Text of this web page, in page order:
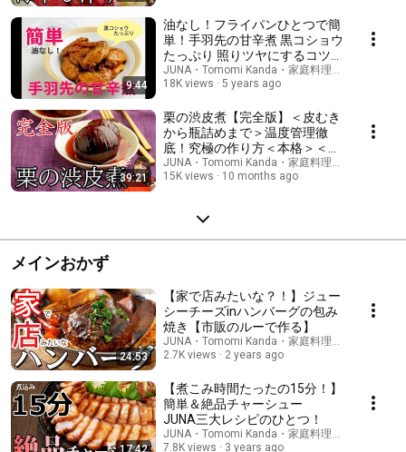
9:44
油なし！フライパンひとつで簡
単！手羽先の甘辛煮 黒コショウ
たっぷり 照りツヤにするコツあ
り
JUNA・Tomomi Kanda・家庭料理研究家
18K views
5 years ago
39:21
栗の渋皮煮【完全版】＜皮むき
から瓶詰めまで＞温度管理徹
底！究極の作り方＜本格＞＜丁
寧な暮らし＞
JUNA・Tomomi Kanda・家庭料理研究家
15K views
10 months ago
メインおかず
24:53
【家で店みたいな？！】ジュー
シーチーズinハンバーグの包み
焼き【市販のルーで作る】
JUNA・Tomomi Kanda・家庭料理研究家
2.7K views
2 years ago
17:42
【煮こみ時間たったの15分！】
簡単＆絶品チャーシュー
JUNA三大レシピのひとつ！
JUNA・Tomomi Kanda・家庭料理研究家
7.8K views
3 years ago